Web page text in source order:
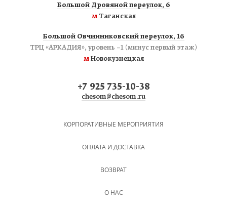
Большой Дровяной переулок, 6
мТаганская
Большой Овчинниковский переулок, 16
ТРЦ «АРКАДИЯ», уровень −1 (минус первый этаж)
мНовокузнецкая
+7 925 735-10-38
chesom@chesom.ru
КОРПОРАТИВНЫЕ МЕРОПРИЯТИЯ
ОПЛАТА И ДОСТАВКА
ВОЗВРАТ
О НАС